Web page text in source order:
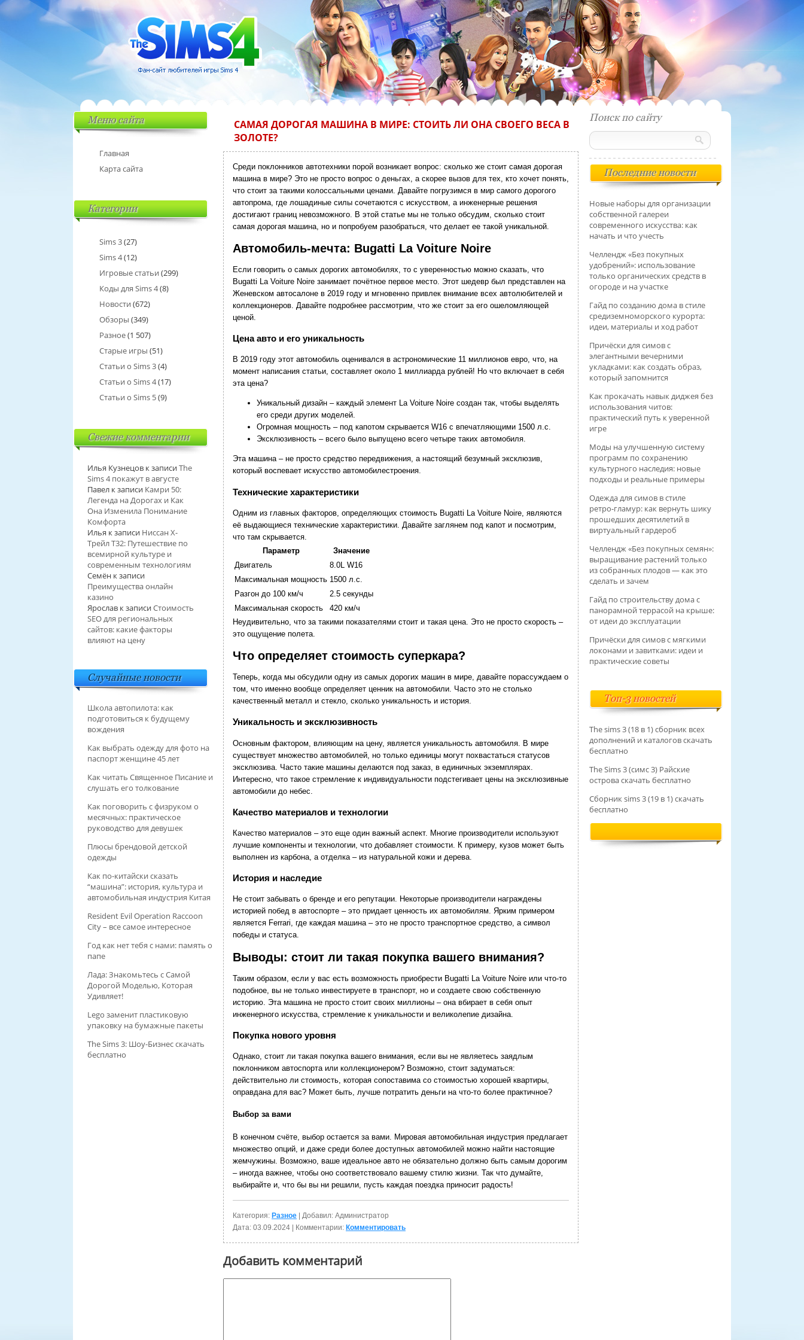
САМАЯ ДОРОГАЯ МАШИНА В МИРЕ: СТОИТЬ ЛИ ОНА СВОЕГО ВЕСА В
ЗОЛОТЕ?
Среди поклонников автотехники порой возникает вопрос: сколько же стоит самая дорогая
машина в мире? Это не просто вопрос о деньгах, а скорее вызов для тех, кто хочет понять,
что стоит за такими колоссальными ценами. Давайте погрузимся в мир самого дорогого
автопрома, где лошадиные силы сочетаются с искусством, а инженерные решения
достигают границ невозможного. В этой статье мы не только обсудим, сколько стоит
самая дорогая машина, но и попробуем разобраться, что делает ее такой уникальной.
Автомобиль-мечта: Bugatti La Voiture Noire
Если говорить о самых дорогих автомобилях, то с уверенностью можно сказать, что
Bugatti La Voiture Noire занимает почётное первое место. Этот шедевр был представлен на
Женевском автосалоне в 2019 году и мгновенно привлек внимание всех автолюбителей и
коллекционеров. Давайте подробнее рассмотрим, что же стоит за его ошеломляющей
ценой.
Цена авто и его уникальность
В 2019 году этот автомобиль оценивался в астрономические 11 миллионов евро, что, на
момент написания статьи, составляет около 1 миллиарда рублей! Но что включает в себя
эта цена?
Уникальный дизайн – каждый элемент La Voiture Noire создан так, чтобы выделять
его среди других моделей.
Огромная мощность – под капотом скрывается W16 с впечатляющими 1500 л.с.
Эксклюзивность – всего было выпущено всего четыре таких автомобиля.
Эта машина – не просто средство передвижения, а настоящий безумный эксклюзив,
который воспевает искусство автомобилестроения.
Технические характеристики
Одним из главных факторов, определяющих стоимость Bugatti La Voiture Noire, являются
её выдающиеся технические характеристики. Давайте заглянем под капот и посмотрим,
что там скрывается.
Параметр
Значение
Двигатель
8.0L W16
Максимальная мощность 1500 л.с.
Разгон до 100 км/ч
2.5 секунды
Максимальная скорость
420 км/ч
Неудивительно, что за такими показателями стоит и такая цена. Это не просто скорость –
это ощущение полета.
Что определяет стоимость суперкара?
Теперь, когда мы обсудили одну из самых дорогих машин в мире, давайте порассуждаем о
том, что именно вообще определяет ценник на автомобили. Часто это не столько
качественный металл и стекло, сколько уникальность и история.
Уникальность и эксклюзивность
Основным фактором, влияющим на цену, является уникальность автомобиля. В мире
существует множество автомобилей, но только единицы могут похвастаться статусов
эксклюзива. Часто такие машины делаются под заказ, в единичных экземплярах.
Интересно, что такое стремление к индивидуальности подстегивает цены на эксклюзивные
автомобили до небес.
Качество материалов и технологии
Качество материалов – это еще один важный аспект. Многие производители используют
лучшие компоненты и технологии, что добавляет стоимости. К примеру, кузов может быть
выполнен из карбона, а отделка – из натуральной кожи и дерева.
История и наследие
Не стоит забывать о бренде и его репутации. Некоторые производители награждены
историей побед в автоспорте – это придает ценность их автомобилям. Ярким примером
является Ferrari, где каждая машина – это не просто транспортное средство, а символ
победы и статуса.
Выводы: стоит ли такая покупка вашего внимания?
Таким образом, если у вас есть возможность приобрести Bugatti La Voiture Noire или что-то
подобное, вы не только инвестируете в транспорт, но и создаете свою собственную
историю. Эта машина не просто стоит своих миллионы – она вбирает в себя опыт
инженерного искусства, стремление к уникальности и великолепие дизайна.
Покупка нового уровня
Однако, стоит ли такая покупка вашего внимания, если вы не являетесь заядлым
поклонником автоспорта или коллекционером? Возможно, стоит задуматься:
действительно ли стоимость, которая сопоставима со стоимостью хорошей квартиры,
оправдана для вас? Может быть, лучше потратить деньги на что-то более практичное?
Выбор за вами
В конечном счёте, выбор остается за вами. Мировая автомобильная индустрия предлагает
множество опций, и даже среди более доступных автомобилей можно найти настоящие
жемчужины. Возможно, ваше идеальное авто не обязательно должно быть самым дорогим
– иногда важнее, чтобы оно соответствовало вашему стилю жизни. Так что думайте,
выбирайте и, что бы вы ни решили, пусть каждая поездка приносит радость!
Категория: Разное | Добавил: Администратор
Дата: 03.09.2024 | Комментарии: Комментировать
Добавить комментарий
Меню сайта
Главная
Карта сайта
Категории
Sims 3(27)
Sims 4(12)
Игровые статьи (299)
Коды для Sims 4(8)
Новости (672)
Обзоры (349)
Разное(1 507)
Старые игры (51)
Статьи о Sims 3(4)
Статьи о Sims 4(17)
Статьи о Sims 5(9)
Свежие комментарии
Илья Кузнецов к записиThe
Sims 4 покажут в августе
Павел к записи Камри 50:
Легенда на Дорогах и Как
Она Изменила Понимание
Комфорта
Илья к записи Ниссан Х-
Трейл T32: Путешествие по
всемирной культуре и
современным технологиям
Семён к записи
Преимущества онлайн
казино
Ярослав к записиСтоимость
SEO для региональных
сайтов: какие факторы
влияют на цену
Случайные новости
Школа автопилота: как
подготовиться к будущему
вождения
Как выбрать одежду для фото на
паспорт женщине 45 лет
Как читать Священное Писание и
слушать его толкование
Как поговорить с физруком о
месячных: практическое
руководство для девушек
Плюсы брендовой детской
одежды
Как по-китайски сказать
“машина”: история, культура и
автомобильная индустрия Китая
Resident Evil Operation Raccoon
City – все самое интересное
Год как нет тебя с нами: память о
папе
Лада: Знакомьтесь с Самой
Дорогой Моделью, Которая
Удивляет!
Lego заменит пластиковую
упаковку на бумажные пакеты
The Sims 3: Шоу-Бизнес скачать
бесплатно
Поиск по сайту
Последние новости
Новые наборы для организации
собственной галереи
современного искусства: как
начать и что учесть
Челлендж «Без покупных
удобрений»: использование
только органических средств в
огороде и на участке
Гайд по созданию дома в стиле
средиземноморского курорта:
идеи, материалы и ход работ
Причёски для симов с
элегантными вечерними
укладками: как создать образ,
который запомнится
Как прокачать навык диджея без
использования читов:
практический путь к уверенной
игре
Моды на улучшенную систему
программ по сохранению
культурного наследия: новые
подходы и реальные примеры
Одежда для симов в стиле
ретро‑гламур: как вернуть шику
прошедших десятилетий в
виртуальный гардероб
Челлендж «Без покупных семян»:
выращивание растений только
из собранных плодов — как это
сделать и зачем
Гайд по строительству дома с
панорамной террасой на крыше:
от идеи до эксплуатации
Причёски для симов с мягкими
локонами и завитками: идеи и
практические советы
Топ-3 новостей
The sims 3 (18 в 1) сборник всех
дополнений и каталогов скачать
бесплатно
The Sims 3 (симс 3) Райские
острова скачать бесплатно
Сборник sims 3 (19 в 1) скачать
бесплатно